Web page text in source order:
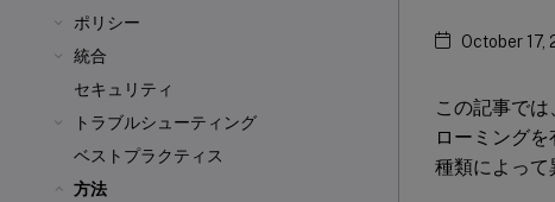
ポリシー
統合
セキュリティ
トラブルシューティング
ベストプラクティス
方法
October 17,
この記事で
ローミング
種類によって